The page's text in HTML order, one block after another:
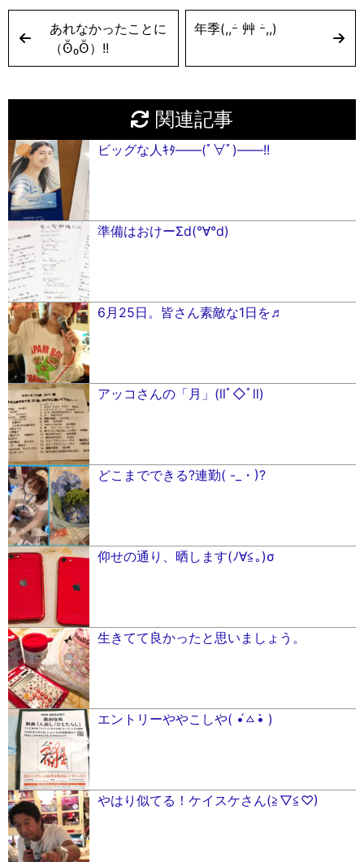
あれなかったことに
（Ꙩꙻ₀Ꙩꙻ）!!
年季(,,ｰ́ 艸 ｰ̀,,)
関連記事
ビッグな人ｷﾀ――(ﾟ∀ﾟ)――!!
準備はおけーΣd(°∀°d)
6月25日。皆さん素敵な1日を♬
アッコさんの「月」(llﾟ◇ﾟll)
どこまでできる?連勤( -_・)?
仰せの通り、晒します(ﾉ∀≦｡)σ
生きてて良かったと思いましょう。
エントリーややこしや( •́ㅿ•̀ )
やはり似てる！ケイスケさん(≧▽≦♡)